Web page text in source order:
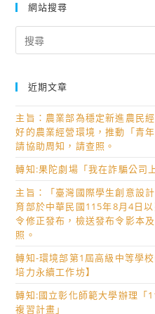
網站搜尋
for:
近期文章
主旨：農業部為穩定新進農民
好的農業經營環境，推動「青
請協助周知，請查照。
轉知:果陀劇場「我在詐騙公司
主旨：「臺灣國際學生創意設
育部於中華民國115年8月4日
令修正發布，檢送發布令影本
照。
轉知-環境部第1屆高級中等學
培力永續工作坊】
轉知:國立彰化師範大學辦理「
複習計畫」